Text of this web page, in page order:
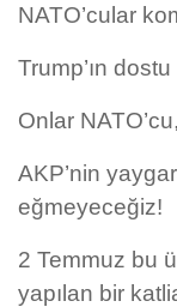
NATO’cular
Trump’ın
Onlar
AKP’nin
eğmeyeceğiz!
2 Temmuz bu
yapılan bir